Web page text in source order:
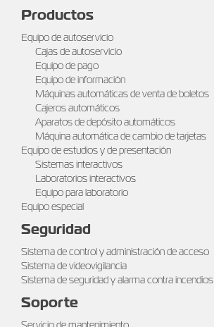
Productos
Equipo de autoservicio
Cajas de autoservicio
Equipo de pago
Equipo de información
Máquinas automáticas de venta de boletos
Cajeros automáticos
Aparatos de depósito automáticos
Máquina automática de cambio de tarjetas
Equipo de estudios y de presentación
Sistemas interactivos
Laboratorios interactivos
Equipo para laboratorio
Equipo especial
Seguridad
Sistema de control y administración de acceso
Sistema de videovigilancia
Sistema de seguridad y alarma contra incendios
Soporte